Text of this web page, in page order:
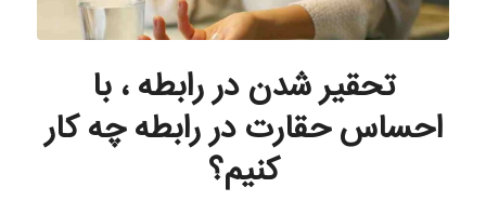
تحقیر شدن در رابطه ، با
احساس حقارت در رابطه چه کار
کنیم؟